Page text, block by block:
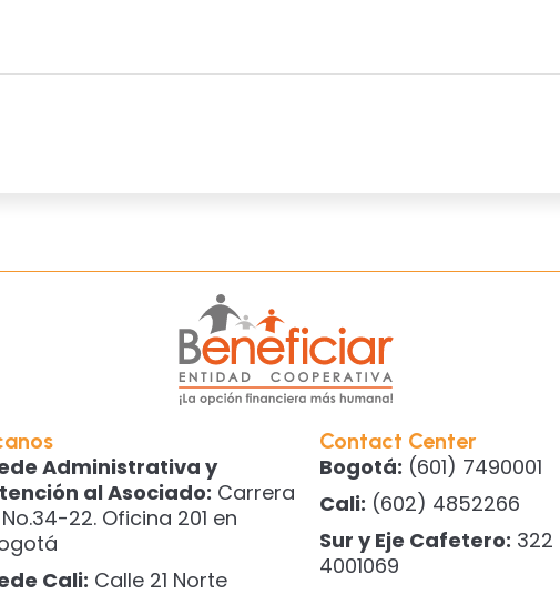
Administrativa y
al Asociado: Carrera
22. Oficina 201 en
Cali: Calle 21 Norte
Contact Center
Bogotá: (601) 7490001
Cali: (602) 4852266
Sur y Eje Cafetero: 322
4001069